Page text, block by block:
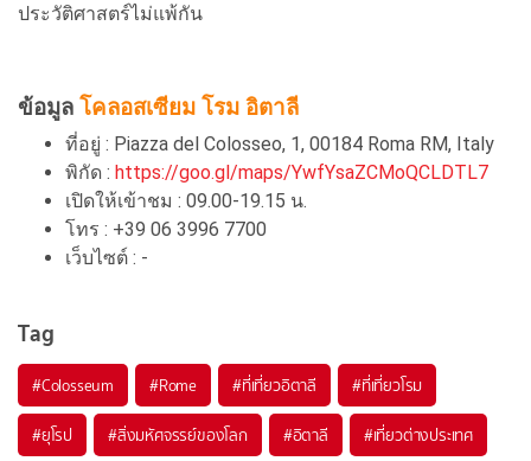
ประวัติศาสตร์ไม่แพ้กัน
ข้อมูล โคลอสเซียม โรม อิตาลี
ที่อยู่ : Piazza del Colosseo, 1, 00184 Roma RM, Italy
พิกัด : https://goo.gl/maps/YwfYsaZCMoQCLDTL7
เปิดให้เข้าชม : 09.00-19.15 น.
โทร : +39 06 3996 7700
เว็บไซต์ : -
Tag
#Colosseum #Rome #ที่เที่ยวอิตาลี #ที่เที่ยวโรม
#ยุโรป #สิ่งมหัศจรรย์ของโลก #อิตาลี #เที่ยวต่างประเทศ